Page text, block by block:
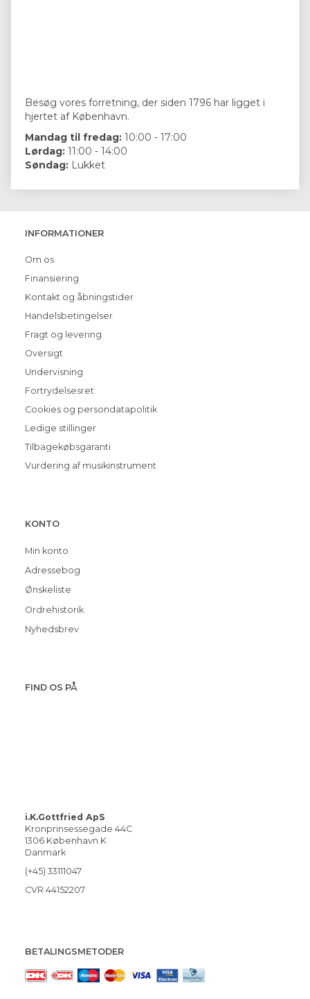
Besøg vores forretning, der siden 1796 har ligget i
hjertet af København.
Mandag til fredag: 10:00 - 17:00
Lørdag: 11:00 - 14:00
Søndag: Lukket
INFORMATIONER
Om os
Finansiering
Kontakt og åbningstider
Handelsbetingelser
Fragt og levering
Oversigt
Undervisning
Fortrydelsesret
Cookies og persondatapolitik
Ledige stillinger
Tilbagekøbsgaranti
Vurdering af musikinstrument
KONTO
Min konto
Adressebog
Ønskeliste
Ordrehistorik
Nyhedsbrev
FIND OS PÅ
i.K.Gottfried ApS
Kronprinsessegade 44C
1306 København K
Danmark
(+45) 33111047
CVR 44152207
BETALINGSMETODER